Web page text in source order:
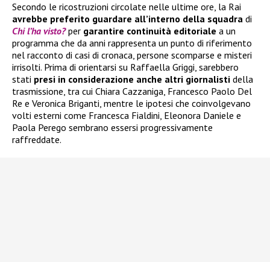
Secondo le ricostruzioni circolate nelle ultime ore, la Rai
avrebbe preferito guardare all’interno della squadra di
Chi l’ha visto? per garantire continuità editoriale a un
programma che da anni rappresenta un punto di riferimento
nel racconto di casi di cronaca, persone scomparse e misteri
irrisolti. Prima di orientarsi su Raffaella Griggi, sarebbero
stati presi in considerazione anche altri giornalisti della
trasmissione, tra cui Chiara Cazzaniga, Francesco Paolo Del
Re e Veronica Briganti, mentre le ipotesi che coinvolgevano
volti esterni come Francesca Fialdini, Eleonora Daniele e
Paola Perego sembrano essersi progressivamente
raffreddate.